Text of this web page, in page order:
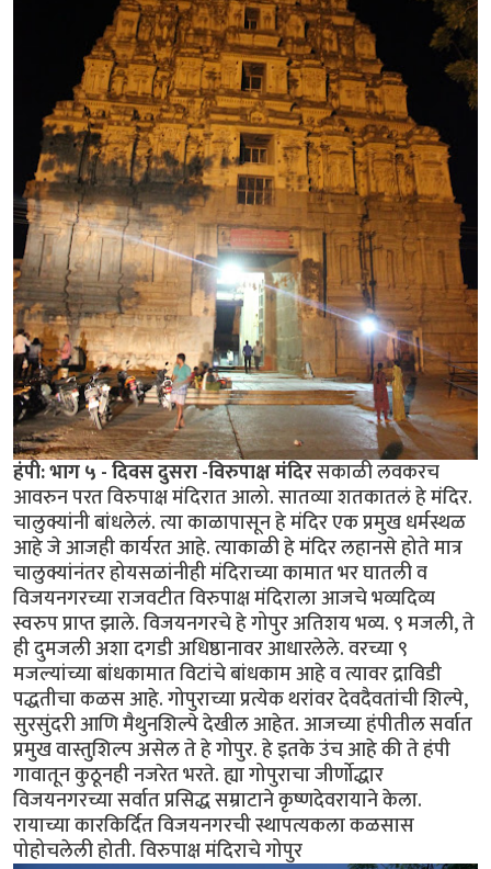
हंपी: भाग ५ - दिवस दुसरा -विरुपाक्ष मंदिरसकाळी लवकरच
आवरुन परत विरुपाक्ष मंदिरात आलो. सातव्या शतकातलं हे मंदिर.
चालुक्यांनी बांधलेलं. त्या काळापासून हे मंदिर एक प्रमुख धर्मस्थळ
आहे जे आजही कार्यरत आहे. त्याकाळी हे मंदिर लहानसे होते मात्र
चालुक्यांनंतर होयसळांनीही मंदिराच्या कामात भर घातली व
विजयनगरच्या राजवटीत विरुपाक्ष मंदिराला आजचे भव्यदिव्य
स्वरुप प्राप्त झाले. विजयनगरचे हे गोपुर अतिशय भव्य. ९ मजली, ते
ही दुमजली अशा दगडी अधिष्ठानावर आधारलेले. वरच्या ९
मजल्यांच्या बांधकामात विटांचे बांधकाम आहे व त्यावर द्राविडी
पद्धतीचा कळस आहे. गोपुराच्या प्रत्येक थरांवर देवदैवतांची शिल्पे,
सुरसुंदरी आणि मैथुनशिल्पे देखील आहेत. आजच्या हंपीतील सर्वात
प्रमुख वास्तुशिल्प असेल ते हे गोपुर. हे इतके उंच आहे की ते हंपी
गावातून कुठूनही नजरेत भरते. ह्या गोपुराचा जीर्णोद्धार
विजयनगरच्या सर्वात प्रसिद्ध सम्राटाने कृष्णदेवरायाने केला.
रायाच्या कारकिर्दित विजयनगरची स्थापत्यकला कळसास
पोहोचलेली होती. विरुपाक्ष मंदिराचे गोपुर